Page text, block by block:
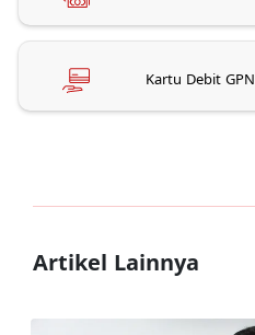
Kartu Debit GPN
Artikel Lainnya